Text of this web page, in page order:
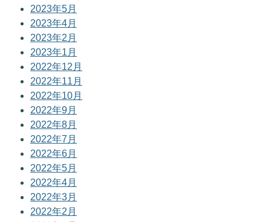
2023年5月
2023年4月
2023年2月
2023年1月
2022年12月
2022年11月
2022年10月
2022年9月
2022年8月
2022年7月
2022年6月
2022年5月
2022年4月
2022年3月
2022年2月